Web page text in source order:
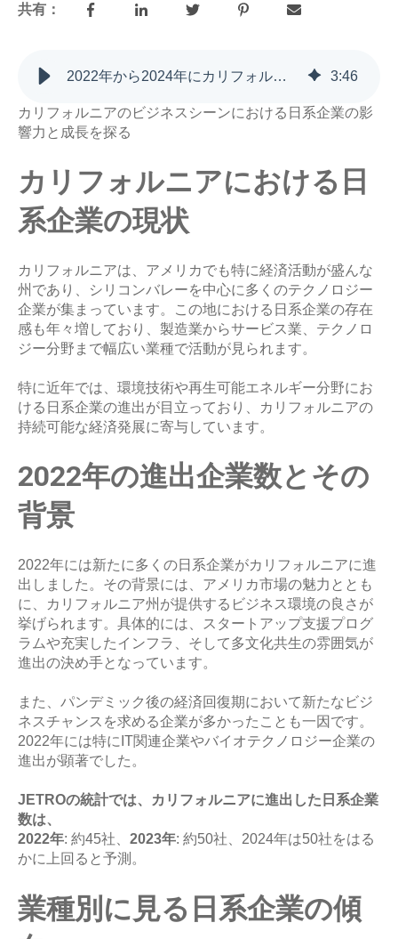
共有：
2022年から2024年にカリフォルニアに進出した日系企業数の分析 3:46
カリフォルニアのビジネスシーンにおける日系企業の影
響力と成長を探る
カリフォルニアにおける日
系企業の現状
カリフォルニアは、アメリカでも特に経済活動が盛んな
州であり、シリコンバレーを中心に多くのテクノロジー
企業が集まっています。この地における日系企業の存在
感も年々増しており、製造業からサービス業、テクノロ
ジー分野まで幅広い業種で活動が見られます。
特に近年では、環境技術や再生可能エネルギー分野にお
ける日系企業の進出が目立っており、カリフォルニアの
持続可能な経済発展に寄与しています。
2022年の進出企業数とその
背景
2022年には新たに多くの日系企業がカリフォルニアに進
出しました。その背景には、アメリカ市場の魅力ととも
に、カリフォルニア州が提供するビジネス環境の良さが
挙げられます。具体的には、スタートアップ支援プログ
ラムや充実したインフラ、そして多文化共生の雰囲気が
進出の決め手となっています。
また、パンデミック後の経済回復期において新たなビジ
ネスチャンスを求める企業が多かったことも一因です。
2022年には特にIT関連企業やバイオテクノロジー企業の
進出が顕著でした。
JETROの統計では、カリフォルニアに進出した日系企業
数は、
2022年: 約45社、 2023年: 約50社、2024年は50社をはる
かに上回ると予測。
業種別に見る日系企業の傾